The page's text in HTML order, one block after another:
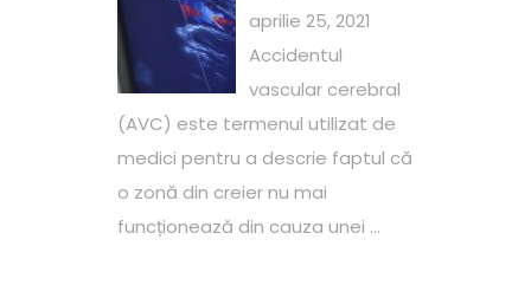
aprilie 25, 2021
Accidentul
vascular cerebral
(AVC) este termenul utilizat de
medici pentru a descrie faptul că
o zonă din creier nu mai
funcționează din cauza unei ...